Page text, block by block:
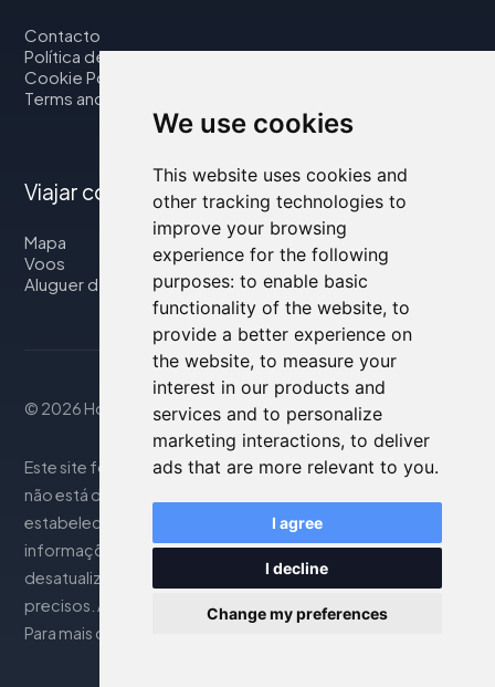
We use cookies
This website uses cookies and
other tracking technologies to
improve your browsing
experience for the following
purposes: to enable basic
functionality of the website, to
provide a better experience on
the website, to measure your
interest in our products and
services and to personalize
marketing interactions, to deliver
ads that are more relevant to you.
I agree
I decline
Change my preferences
Contacto
Política de privacidade
Cookie Policy
Terms and Conditions
Viajar connosco
Mapa
Voos
Aluguer de automóveis
© 2026 Housity.net
Este site fornece informações apenas para referência e
não está de forma alguma associado aos
estabelecimentos de hospedagem mencionados. As
informações exibidas podem ser imprecisas ou
desatualizadas; consulte o site oficial para detalhes
precisos. As reservas são gerenciadas por nosso parceiro.
Para mais detalhes, consulte a seção Notas Legais